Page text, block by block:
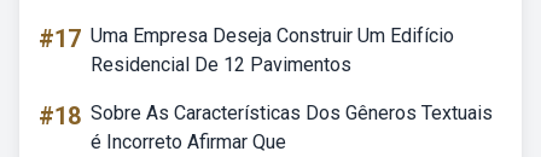
#17 Uma Empresa Deseja Construir Um Edifício
Residencial De 12 Pavimentos
#18 Sobre As Características Dos Gêneros Textuais
é Incorreto Afirmar Que